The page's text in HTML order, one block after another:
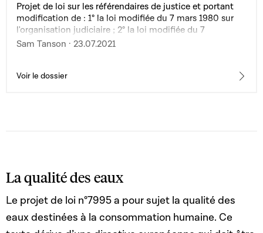
Projet de loi sur les référendaires de justice et portant
modification de : 1° la loi modifiée du 7 mars 1980 sur
l'organisation judiciaire ; 2° la loi modifiée du 7
novembre 1996 portant organisation des juridictions de
loi modifiée du 7 juin 2012 sur les attachés de justice 5°
Sam Tanson · 23.07.2021
Voir le dossier
La qualité des eaux
Le projet de loi n°7995 a pour sujet la qualité des
eaux destinées à la consommation humaine. Ce